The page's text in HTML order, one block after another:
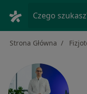
Czego
Strona Główna